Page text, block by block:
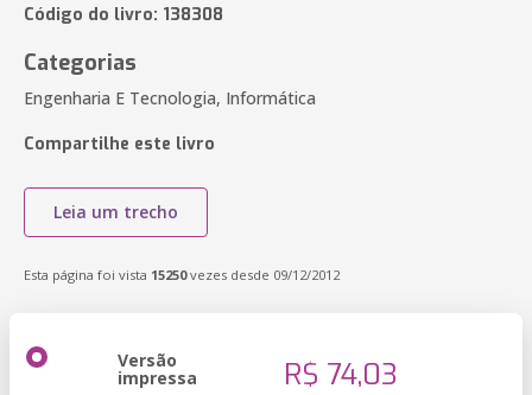
Código do livro: 138308
Categorias
Engenharia E Tecnologia, Informática
Compartilhe este livro
Leia um trecho
Esta página foi vista 15250vezes desde 09/12/2012
Versão
impressa R$ 74,03